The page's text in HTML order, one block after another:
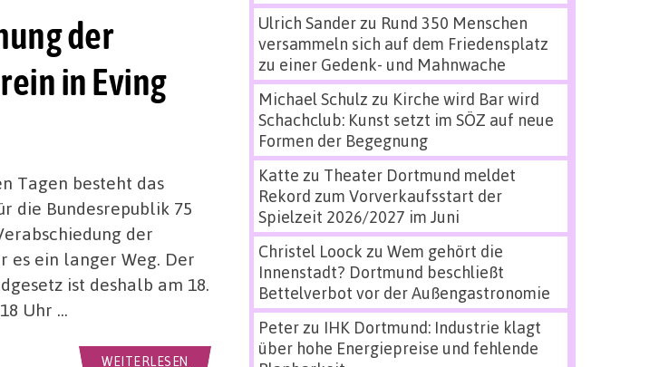
der
in Eving
Tagen besteht das
die Bundesrepublik 75
der
es ein langer Weg. Der
ist deshalb am 18.
Uhr …
WEITERLESEN
Ulrich Sanderzu Rund 350 Menschen
versammeln sich auf dem Friedensplatz
zu einer Gedenk- und Mahnwache
Michael Schulz zu Kirche wird Bar wird
Schachclub: Kunst setzt im SÖZ auf neue
Formen der Begegnung
Katte zu Theater Dortmund meldet
Rekord zum Vorverkaufsstart der
Spielzeit 2026/2027 im Juni
Christel Loock zu Wem gehört die
Innenstadt? Dortmund beschließt
Bettelverbot vor der Außengastronomie
Peterzu IHK Dortmund: Industrie klagt
über hohe Energiepreise und fehlende